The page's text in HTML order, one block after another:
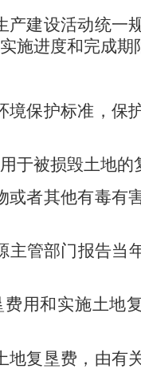
产建设活动统一
施进度和完成期
保护标准，保
于被损毁土地的
或者其他有毒有
主管部门报告当
用和实施土地
复垦费，由有